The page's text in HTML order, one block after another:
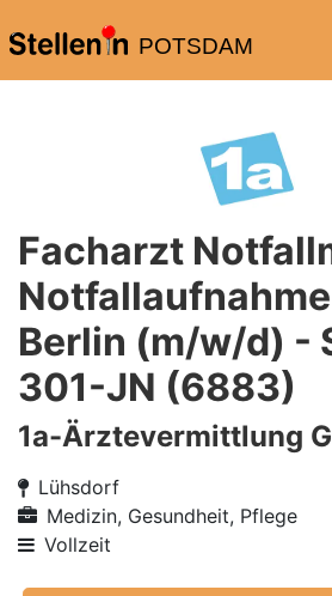
POTSDAM
Facharzt
Berlin (m/w/d) -
301-JN (6883)
1a-Ärztevermittlung
Lühsdorf
Medizin, Gesundheit, Pflege
Vollzeit